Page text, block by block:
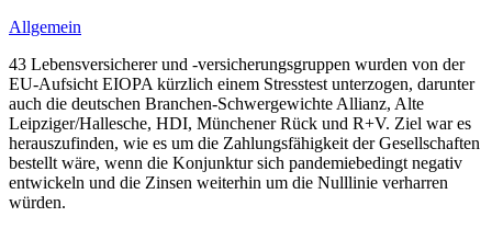
Allgemein
43 Lebensversicherer und -versicherungsgruppen wurden von der
EU-Aufsicht EIOPA kürzlich einem Stresstest unterzogen, darunter
auch die deutschen Branchen-Schwergewichte Allianz, Alte
Leipziger/Hallesche, HDI, Münchener Rück und R+V. Ziel war es
herauszufinden, wie es um die Zahlungsfähigkeit der Gesellschaften
bestellt wäre, wenn die Konjunktur sich pandemiebedingt negativ
entwickeln und die Zinsen weiterhin um die Nulllinie verharren
würden.